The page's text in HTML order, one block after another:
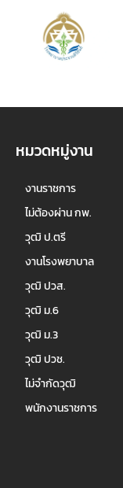
หมวดหมู่งาน
งานราชการ
ไม่ต้องผ่าน กพ.
วุฒิ ป.ตรี
งานโรงพยาบาล
วุฒิ ปวส.
วุฒิ ม.6
วุฒิ ม.3
วุฒิ ปวช.
ไม่จำกัดวุฒิ
พนักงานราชการ